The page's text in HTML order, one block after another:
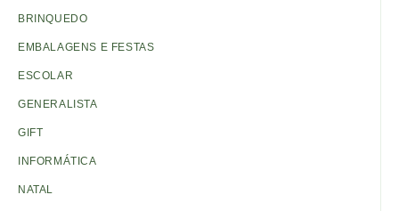
BRINQUEDO
EMBALAGENS E FESTAS
ESCOLAR
GENERALISTA
GIFT
INFORMÁTICA
NATAL